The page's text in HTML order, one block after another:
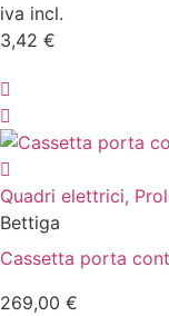
iva incl.
3,42 €
Quadri elettrici,
Bettiga
Cassetta porta
269,00 €